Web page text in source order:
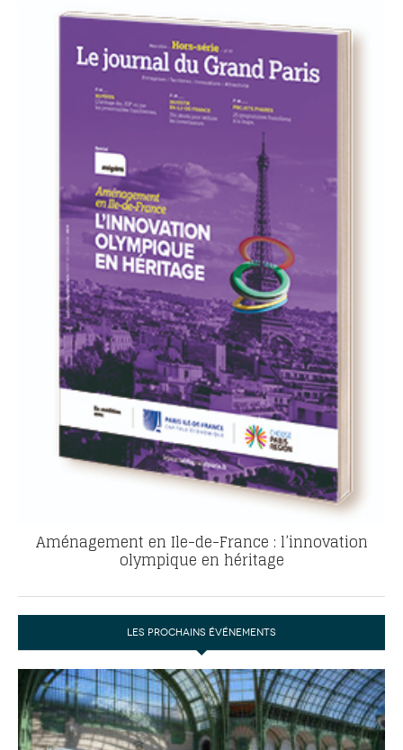
Aménagement en Ile-de-France : l’innovation
olympique en héritage
LES PROCHAINS ÉVÉNEMENTS